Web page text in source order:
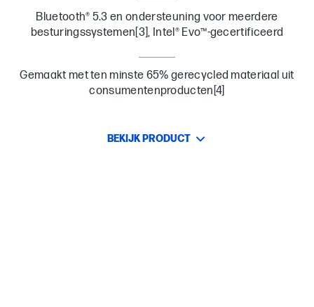
Bluetooth® 5.3 en ondersteuning voor meerdere
besturingssystemen[3], Intel® Evo™-gecertificeerd
Gemaakt met ten minste 65% gerecycled materiaal uit
consumentenproducten[4]
BEKIJK PRODUCT